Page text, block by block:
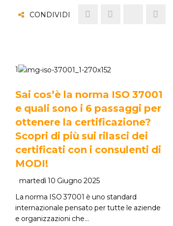
CONDIVIDI
1
Sai cos’è la norma ISO 37001
e quali sono i 6 passaggi per
ottenere la certificazione?
Scopri di più sui rilasci dei
certificati con i consulenti di
MODI!
martedì 10 Giugno 2025
La norma ISO 37001 è uno standard
internazionale pensato per tutte le aziende
e organizzazioni che…